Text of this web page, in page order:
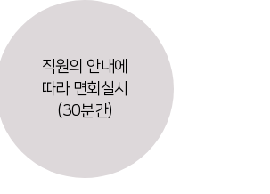
직원의 안내에
따라 면회실시
(30분간)